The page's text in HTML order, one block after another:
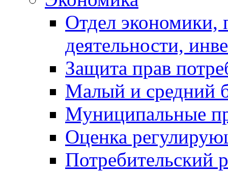
Отдел экономики,
деятельности,
Защита прав
Малый и средний
Муниципальные
Оценка
Потребительский